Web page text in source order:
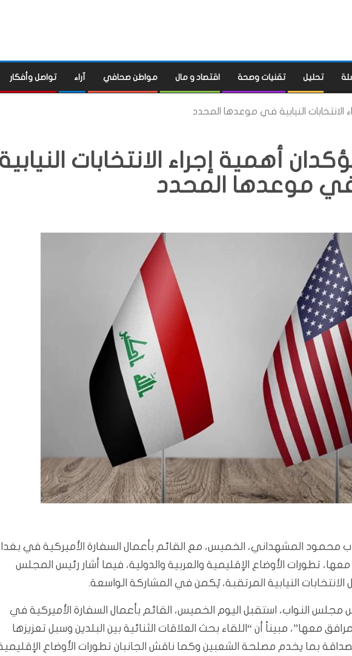
تحليل تقنيات وصحة اقتصاد و مال مواطن صحافي آراء تواصل وأفكار
النيابية في موعدها المحدد
أهمية إجراء الانتخابات
موعدها المحدد
محمود المشهداني، الخميس، مع القائم بأعمال السفارة الأميركية في
معها، تطورات الأوضاع الإقليمية والعربية والدولية، فيما أشار رئيس المجلس
الانتخابات النيابية المرتقبة، يُكمن في المشاركة الواسعة.
مجلس النواب، استقبل اليوم الخميس، القائم بأعمال السفارة الأميركية في
معها”، مبيناً أن “اللقاء بحث العلاقات الثنائية بين البلدين وسبل تعزيزها
بما يخدم مصلحة الشعبين وكما ناقش الجانبان تطورات الأوضاع